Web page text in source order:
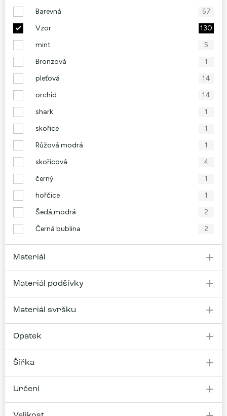
Barevná
57
Vzor
130
mint
5
Bronzová
1
pleťová
14
orchid
14
shark
1
skořice
1
Růžová modrá
1
skořicová
4
černý
1
hořčice
1
Šedá,modrá
2
Černá bublina
2
Materiál
Materiál podšívky
Materiál svršku
Opatek
Šířka
Určení